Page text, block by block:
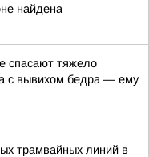
найдена
спасают тяжело
с вывихом бедра — ему
трамвайных линий в